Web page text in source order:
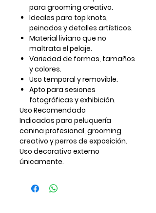
para grooming creativo.
Ideales para top knots,
peinados y detalles artísticos.
Material liviano que no
maltrata el pelaje.
Variedad de formas, tamaños
y colores.
Uso temporal y removible.
Apto para sesiones
fotográficas y exhibición.
Uso Recomendado
Indicadas para peluquería
canina profesional, grooming
creativo y perros de exposición.
Uso decorativo externo
únicamente.